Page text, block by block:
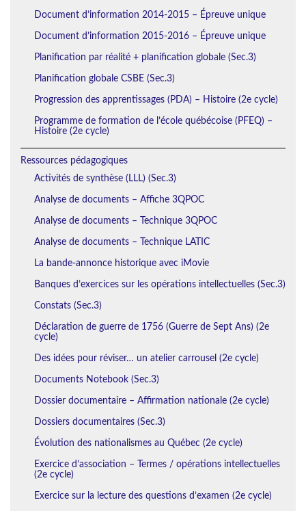
Document d’information 2014-2015 – Épreuve unique
Document d’information 2015-2016 – Épreuve unique
Planification par réalité + planification globale (Sec.3)
Planification globale CSBE (Sec.3)
Progression des apprentissages (PDA) – Histoire (2e cycle)
Programme de formation de l’école québécoise (PFEQ) –
Histoire (2e cycle)
Ressources pédagogiques
Activités de synthèse (LLL) (Sec.3)
Analyse de documents – Affiche 3QPOC
Analyse de documents – Technique 3QPOC
Analyse de documents – Technique LATIC
La bande-annonce historique avec iMovie
Banques d’exercices sur les opérations intellectuelles (Sec.3)
Constats (Sec.3)
Déclaration de guerre de 1756 (Guerre de Sept Ans) (2e
cycle)
Des idées pour réviser… un atelier carrousel (2e cycle)
Documents Notebook (Sec.3)
Dossier documentaire – Affirmation nationale (2e cycle)
Dossiers documentaires (Sec.3)
Évolution des nationalismes au Québec (2e cycle)
Exercice d’association – Termes / opérations intellectuelles
(2e cycle)
Exercice sur la lecture des questions d’examen (2e cycle)